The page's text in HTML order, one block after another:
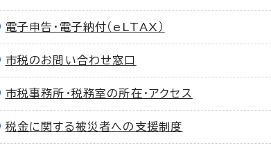
電子申告・電子納付（eLTAX）
市税のお問い合わせ窓口
市税事務所・税務室の所在・アクセス
税金に関する被災者への支援制度